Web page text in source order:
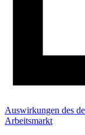
Auswirkungen des
Arbeitsmarkt